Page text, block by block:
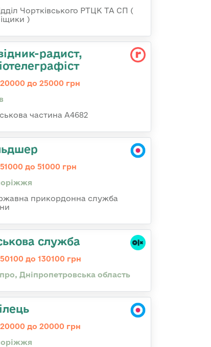
Чортківського РТЦК ТА СП (
)
радист,
20000 до 25000 грн
частина А4682
51000 до 51000 грн
прикордонна служба
служба
50100 до 130100 грн
Дніпропетровська область
20000 до 20000 грн